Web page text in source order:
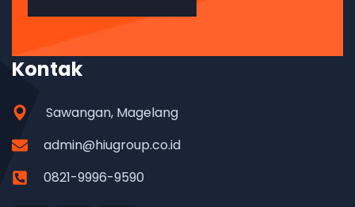
Kontak
Sawangan, Magelang
admin@hiugroup.co.id
0821-9996-9590